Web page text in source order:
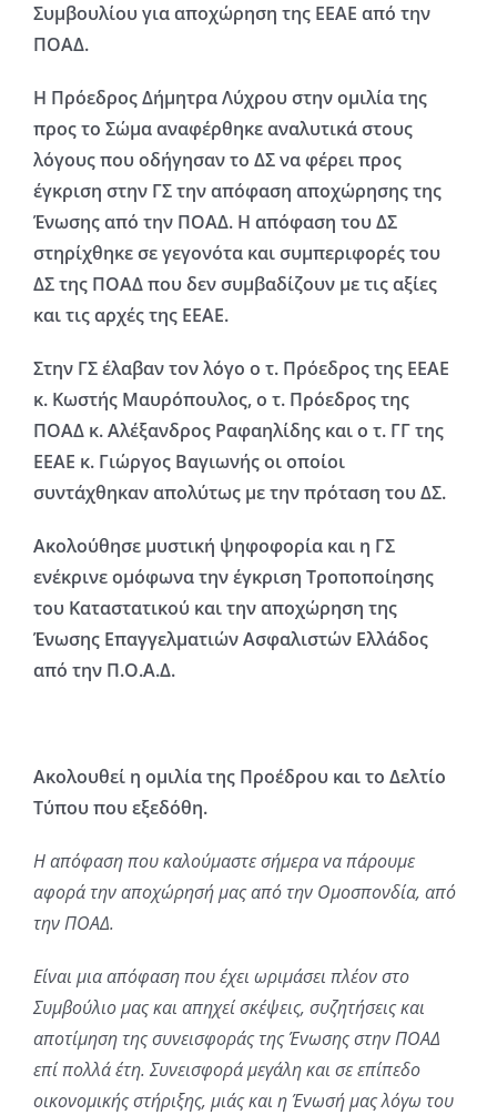
Συμβουλίου για αποχώρηση της ΕΕΑΕ από την
ΠΟΑΔ.
Η Πρόεδρος Δήμητρα Λύχρου στην ομιλία της
προς το Σώμα αναφέρθηκε αναλυτικά στους
λόγους που οδήγησαν το ΔΣ να φέρει προς
έγκριση στην ΓΣ την απόφαση αποχώρησης της
Ένωσης από την ΠΟΑΔ. Η απόφαση του ΔΣ
στηρίχθηκε σε γεγονότα και συμπεριφορές του
ΔΣ της ΠΟΑΔ που δεν συμβαδίζουν με τις αξίες
και τις αρχές της ΕΕΑΕ.
Στην ΓΣ έλαβαν τον λόγο ο τ. Πρόεδρος της ΕΕΑΕ
κ. Κωστής Μαυρόπουλος, ο τ. Πρόεδρος της
ΠΟΑΔ κ. Αλέξανδρος Ραφαηλίδης και ο τ. ΓΓ της
ΕΕΑΕ κ. Γιώργος Βαγιωνής οι οποίοι
συντάχθηκαν απολύτως με την πρόταση του ΔΣ.
Ακολούθησε μυστική ψηφοφορία και η ΓΣ
ενέκρινε ομόφωνα την έγκριση Τροποποίησης
του Καταστατικού και την αποχώρηση της
Ένωσης Επαγγελματιών Ασφαλιστών Ελλάδος
από την Π.Ο.Α.Δ.
Ακολουθεί η ομιλία της Προέδρου και το Δελτίο
Τύπου που εξεδόθη.
Η απόφαση που καλούμαστε σήμερα να πάρουμε
αφορά την αποχώρησή μας από την Ομοσπονδία, από
την ΠΟΑΔ.
Είναι μια απόφαση που έχει ωριμάσει πλέον στο
Συμβούλιο μας και απηχεί σκέψεις, συζητήσεις και
αποτίμηση της συνεισφοράς της Ένωσης στην ΠΟΑΔ
επί πολλά έτη. Συνεισφορά μεγάλη και σε επίπεδο
οικονομικής στήριξης, μιάς και η Ένωσή μας λόγω του